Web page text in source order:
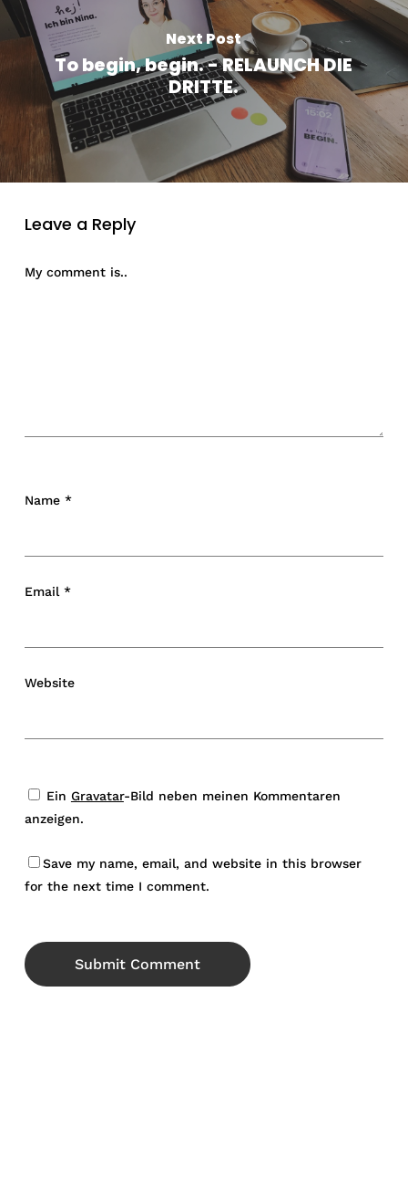
Next Post
To begin, begin. - RELAUNCH DIE
DRITTE.
Leave a Reply
My comment is..
Name *
Email *
Website
Ein Gravatar-Bild neben meinen Kommentaren
anzeigen.
Save my name, email, and website in this browser
for the next time I comment.